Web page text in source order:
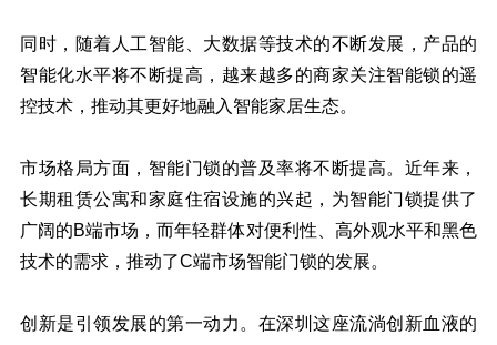
同时，随着人工智能、大数据等技术的不断发展，产品的
智能化水平将不断提高，越来越多的商家关注智能锁的遥
控技术，推动其更好地融入智能家居生态。
市场格局方面，智能门锁的普及率将不断提高。近年来，
长期租赁公寓和家庭住宿设施的兴起，为智能门锁提供了
广阔的B端市场，而年轻群体对便利性、高外观水平和黑色
技术的需求，推动了C端市场智能门锁的发展。
创新是引领发展的第一动力。在深圳这座流淌创新血液的